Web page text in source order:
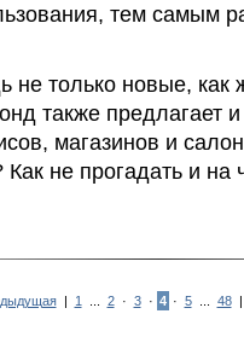
тем самым
не только новые, как
также предлагает
магазинов и
не прогадать и на
| 1 2 · 3 · 4 · 5 48